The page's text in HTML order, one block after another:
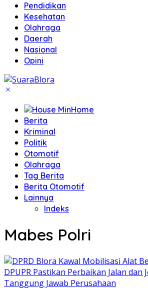
Pendidikan
Kesehatan
Olahraga
Daerah
Nasional
Opini
Home
Berita
Kriminal
Politik
Otomotif
Olahraga
Tag Berita
Berita Otomotif
Lainnya
Indeks
Mabes Polri